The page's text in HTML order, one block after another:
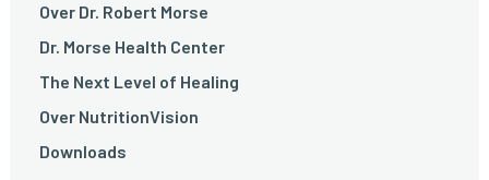
Over Dr. Robert Morse
Dr. Morse Health Center
The Next Level of Healing
Over NutritionVision
Downloads